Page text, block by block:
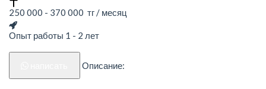
250 000 - 370 000 тг / месяц
Опыт работы 1 - 2 лет
Описание: